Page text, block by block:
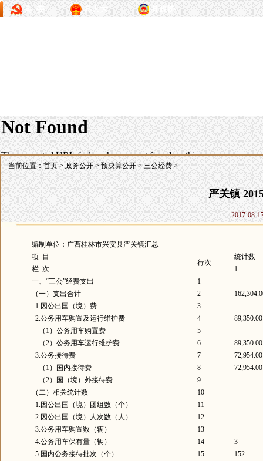
县 委 县人大 县政协
当前位置： 首页 > 政务公开 > 预决算公开 > 三公经费 >
严关镇
2017-08-
编制单位：广西桂林市兴安县严关镇汇总
项 目
行次
统计数
栏 次
1
一、“三公”经费支出
1
—
（一）支出合计
2
1.因公出国（境）费
3
2.公务用车购置及运行维护费
4
89,350.00
（1）公务用车购置费
5
（2）公务用车运行维护费
6
89,350.00
3.公务接待费
7
72,954.00
（1）国内接待费
8
72,954.00
（2）国（境）外接待费
9
（二）相关统计数
10
—
1.因公出国（境）团组数（个）
11
2.因公出国（境）人次数（人）
12
3.公务用车购置数（辆）
13
4.公务用车保有量（辆）
14
3
5.国内公务接待批次（个）
15
152